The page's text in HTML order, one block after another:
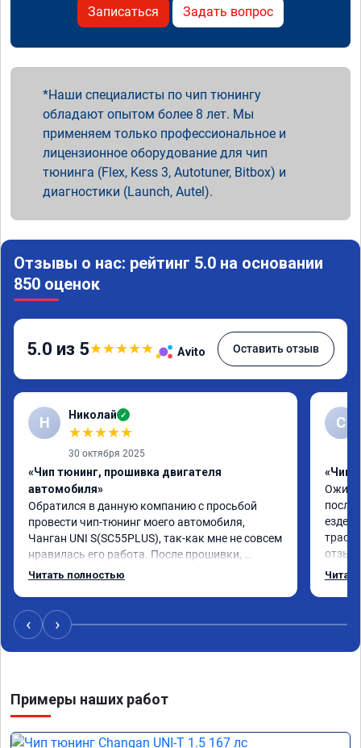
Записаться Задать вопрос
Наши специалисты по чип тюнингу
обладают опытом более 8 лет. Мы
применяем только профессиональное и
лицензионное оборудование для чип
тюнинга (Flex, Kess 3, Autotuner, Bitbox) и
диагностики (Launch, Autel).
Отзывы о нас: рейтинг 5.0 на основании
850 оценок
5.0 из 5★★★★★ Avito Оставить отзыв
Н Николай ✓
★★★★★
30 октября 2025
«Чип тюнинг, прошивка двигателя
автомобиля»
Обратился в данную компанию с просьбой
провести чип-тюнинг моего автомобиля,
Чанган UNI S(SC55PLUS), так-как мне не совсем
нравилась его работа. После прошивки,
автомобиль стал вести себя намного лучше!
прошивки ощутимая! Огромное СПАСИБО
мастеру Роману! Сделал всё качественно и
грамотно! Желаю компании успехов и
Читать полностью
С
«Чип
после
езде
По
‹ ›
Примеры наших работ